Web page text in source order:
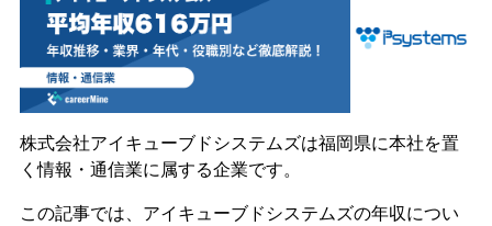
株式会社アイキューブドシステムズは福岡県に本社を置
く情報・通信業に属する企業です。
この記事では、アイキューブドシステムズの年収につい